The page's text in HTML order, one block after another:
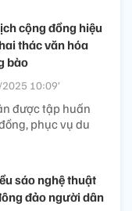
cộng đồng hiệu
thác văn hóa
bào
10:09’
được tập huấn
phục vụ du
sáo nghệ thuật
đảo người dân